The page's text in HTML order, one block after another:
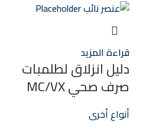
قراءة المزيد
دليل انزلاق لطلمبات
صرف صحي MC/VX
أنواع أخرى